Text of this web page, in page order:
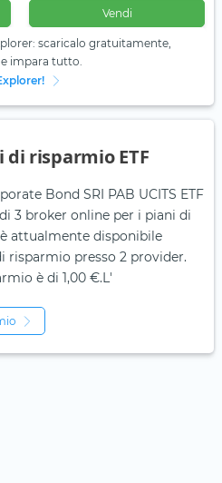
Vendi
scaricalo gratuitamente,
impara tutto.
risparmio ETF
Bond SRI PAB UCITS ETF
3 broker online per i piani di
attualmente disponibile
presso 2 provider.
è di 1,00 €.L'